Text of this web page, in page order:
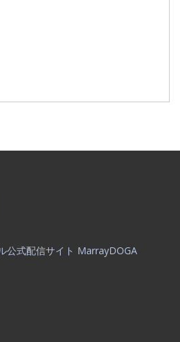
公式配信サイト MarrayDOGA